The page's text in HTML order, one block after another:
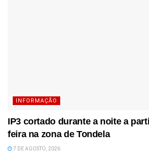
INFORMAÇÃO
IP3 cortado durante a noite a
feira na zona de Tondela
7 DE AGOSTO, 2026